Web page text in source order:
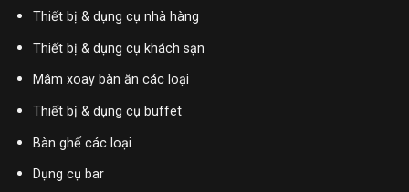
Thiết bị & dụng cụ nhà hàng
Thiết bị & dụng cụ khách sạn
Mâm xoay bàn ăn các loại
Thiết bị & dụng cụ buffet
Bàn ghế các loại
Dụng cụ bar